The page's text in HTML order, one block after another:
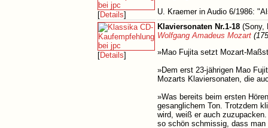
[Details]
U. Kraemer in Audio 6/1986:
[Details]
Klaviersonaten Nr.1-18 (Sony,
Wolfgang Amadeus Mozart
»Mao Fujita setzt Mozart-
»Dem erst 23-jährigen Mao
Mozarts Klaviersonaten, die
»Was bereits beim ersten
gesanglichem Ton. Trotzdem
wird, weiß er auch
so schön schmissig, dass man